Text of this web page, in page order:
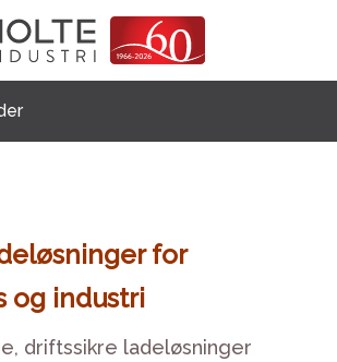
for
og industri
driftssikre ladeløsninger
sentraler
Tøm filter